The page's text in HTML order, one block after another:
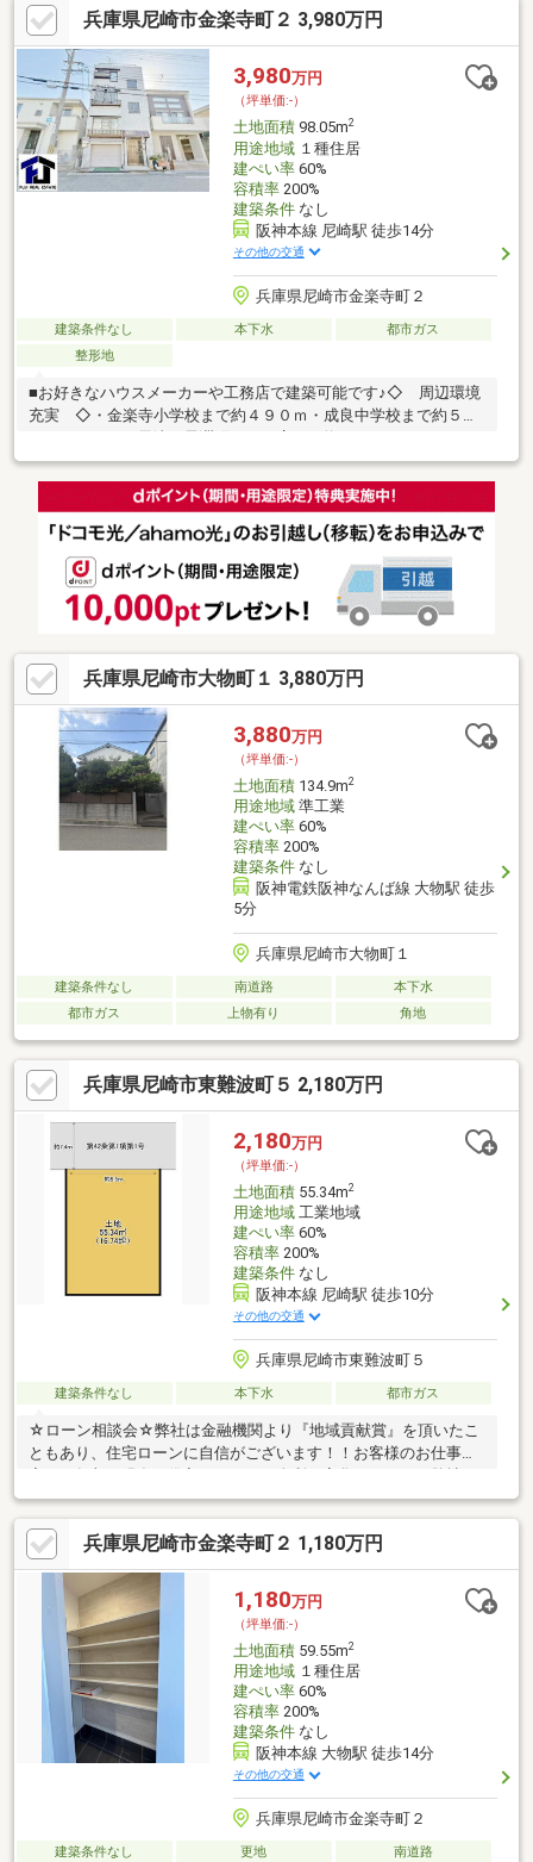
案内も可能ですので、お気軽にお問い合わせください。
兵庫県尼崎市金楽寺町２ 3,980万円
3,980万円
（坪単価:-）
土地面積98.05m2
用途地域１種住居
建ぺい率60%
容積率200%
建築条件なし
阪神本線 尼崎駅 徒歩14分
その他の交通
兵庫県尼崎市金楽寺町２
建築条件なし 本下水
都市ガス
整形地
■お好きなハウスメーカーや工務店で建築可能です♪◇ 周辺環境
充実 ◇・金楽寺小学校まで約４９０ｍ・成良中学校まで約５０
０ｍ・ローソン尼崎西長洲町２丁目店まで約３００ｍ・スーパー
マルハチ金楽寺店まで約４９０ｍ・おおくま病院まで約５３０
ｍ・尼崎郵便局まで約４５０ｍ
兵庫県尼崎市大物町１ 3,880万円
3,880万円
（坪単価:-）
土地面積134.9m2
用途地域準工業
建ぺい率60%
容積率200%
建築条件なし
阪神電鉄阪神なんば線 大物駅 徒歩
5分
兵庫県尼崎市大物町１
建築条件なし 南道路
本下水
都市ガス
上物有り 角地
兵庫県尼崎市東難波町５ 2,180万円
2,180万円
（坪単価:-）
土地面積55.34m2
用途地域工業地域
建ぺい率60%
容積率200%
建築条件なし
阪神本線 尼崎駅 徒歩10分
その他の交通
兵庫県尼崎市東難波町５
建築条件なし 本下水 都市ガス
☆ローン相談会☆弊社は金融機関より『地域貢献賞』を頂いたこ
ともあり、住宅ローンに自信がございます！！お客様のお仕事内
は、沢山の金融機関とかなり親しくさせて頂いており、お客様に
よりよい金融機関のご提案をさせて頂けますので安心してご相談
くださいませ。☆お仕事のお忙しい方でも安心☆弊社は『年中無
休』で営業しており、営業時間外でのご案内やご契約も元気にご
対応中！迅速にご対応させていただきます！
兵庫県尼崎市金楽寺町２ 1,180万円
1,180万円
（坪単価:-）
土地面積59.55m2
用途地域１種住居
建ぺい率60%
容積率200%
建築条件なし
阪神本線 大物駅 徒歩14分
その他の交通
兵庫県尼崎市金楽寺町２
建築条件なし 更地
南道路